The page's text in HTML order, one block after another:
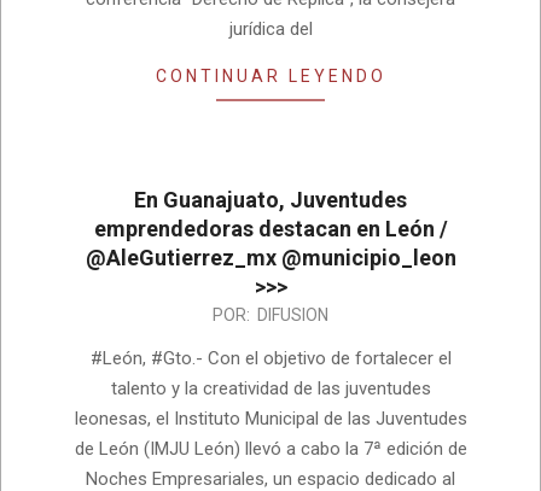
jurídica del
CONTINUAR LEYENDO
En Guanajuato, Juventudes
emprendedoras destacan en León /
@AleGutierrez_mx @municipio_leon
>>>
POR: DIFUSION
#León, #Gto.- Con el objetivo de fortalecer el
talento y la creatividad de las juventudes
leonesas, el Instituto Municipal de las Juventudes
de León (IMJU León) llevó a cabo la 7ª edición de
Noches Empresariales, un espacio dedicado al